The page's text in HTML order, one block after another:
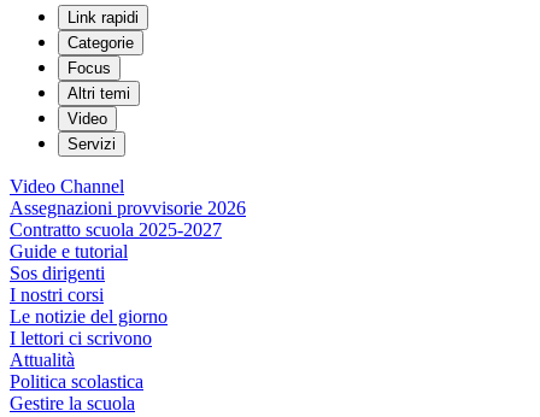
Link rapidi
Categorie
Focus
Altri temi
Video
Servizi
Video Channel
Assegnazioni provvisorie 2026
Contratto scuola 2025-2027
Guide e tutorial
Sos dirigenti
I nostri corsi
Le notizie del giorno
I lettori ci scrivono
Attualità
Politica scolastica
Gestire la scuola